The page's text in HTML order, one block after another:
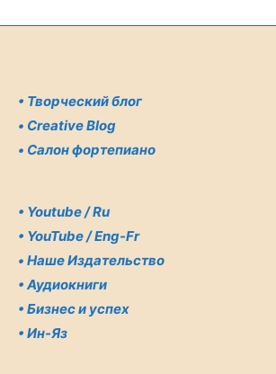
• Творческий блог
• Creative Blog
• Салон фортепиано
• Youtube / Ru
• YouTube / Eng-Fr
• Наше Издательство
• Аудиокниги
• Бизнес и успех
• Ин-Яз